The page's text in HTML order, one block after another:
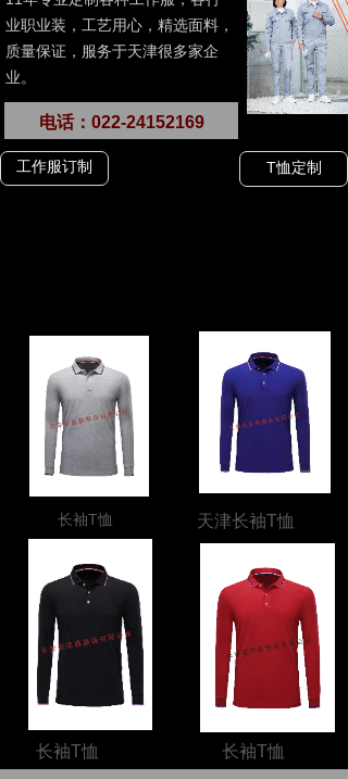
业职业装，工艺用心，精选面料，
质量保证，服务于天津很多家企
业。
电话：022-24152169
T恤定制
工作服订制
长袖T恤 天津长袖T恤
长袖T恤 长袖T恤